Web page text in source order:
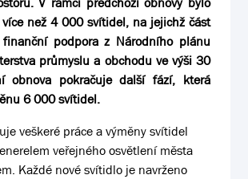
než 4 000 svítidel, na jejichž část
podpora z Národního plánu
průmyslu a obchodu ve výši 30
obnova pokračuje další fází, která
6 000 svítidel.
veškeré práce a výměny svítidel
veřejného osvětlení města
Každé nové svítidlo je navrženo